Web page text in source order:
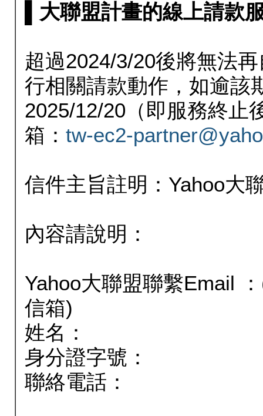
▌大聯盟計畫的線上請款
超過2024/3/20後將無法
行相關請款動作，如逾該
2025/12/20（即服務終止
箱： tw-ec2-
信件主旨註明：Yahoo大
內容請說明：
Yahoo大聯盟聯繫Email
信箱)
姓名：
身分證字號：
聯絡電話：